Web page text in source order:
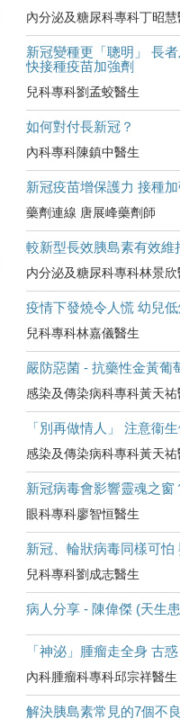
內分泌及糖尿科專科丁昭慧
新冠變種更「聰明」 長
快接種疫苗加強劑
兒科專科劉孟蛟醫生
如何對付長新冠？
內科專科陳鎮中醫生
新冠疫苗增保護力 接種
藥劑連線 唐展峰藥劑師
較新型長效胰島素有效維
内分泌及糖尿科專科林景欣
疫情下發燒令人慌 幼兒
兒科專科林嘉儀醫生
嚴防惡菌 - 抗藥性金黃葡
感染及傳染病科專科黃天祐
「別再做情人」 注意衞
感染及傳染病科專科黃天祐
新冠病毒會影響靈魂之
眼科專科廖智恒醫生
新冠、輪狀病毒同樣可怕
兒科專科劉成志醫生
病人分享 - 陳偉傑 (天生
「神泌」腫瘤走全身 古
內科腫瘤科專科邱宗祥醫生
解決胰島素常見的7個不